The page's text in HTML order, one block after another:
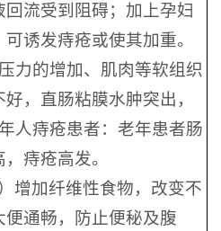
流受到阻碍；加上孕妇
诱发痔疮或使其加重。
力的增加、肌肉等软组织
，直肠粘膜水肿突出，
人痔疮患者：老年患者肠
痔疮高发。
增加纤维性食物，改变不
便通畅，防止便秘及腹